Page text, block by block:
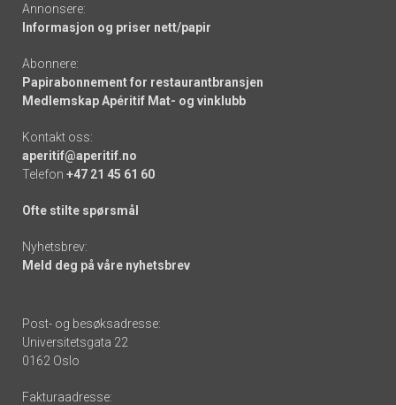
Annonsere:
Informasjon og priser nett/papir
Abonnere:
Papirabonnement for restaurantbransjen
Medlemskap Apéritif Mat- og vinklubb
Kontakt oss:
aperitif@aperitif.no
Telefon +47 21 45 61 60
Ofte stilte spørsmål
Nyhetsbrev:
Meld deg på våre nyhetsbrev
Post- og besøksadresse:
Universitetsgata 22
0162 Oslo
Fakturaadresse: